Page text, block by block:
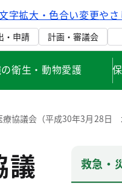
字拡大・色合い変更や
・申請 計画・審議会
衛生・動物愛護
協議会（平成30年3月28日
議
救急・